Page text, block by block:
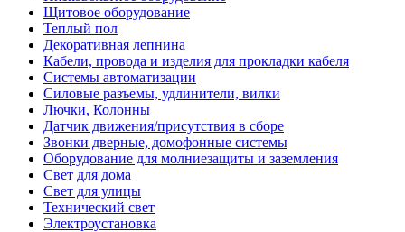
Щитовое оборудование
Теплый пол
Декоративная лепнина
Кабели, провода и изделия для прокладки кабеля
Системы автоматизации
Силовые разъемы, удлинители, вилки
Лючки, Колонны
Датчик движения/присутствия в сборе
Звонки дверные, домофонные системы
Оборудование для молниезащиты и заземления
Свет для дома
Свет для улицы
Технический свет
Электроустановка